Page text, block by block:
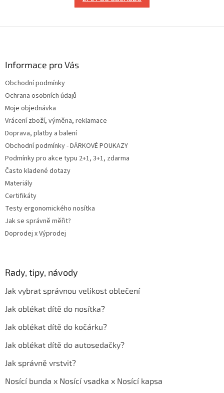
Informace pro Vás
Obchodní podmínky
Ochrana osobních údajů
Moje objednávka
Vrácení zboží, výměna, reklamace
Doprava, platby a balení
Obchodní podmínky - DÁRKOVÉ POUKAZY
Podmínky pro akce typu 2+1, 3+1, zdarma
Často kladené dotazy
Materiály
Certifikáty
Testy ergonomického nosítka
Jak se správně měřit?
Doprodej x Výprodej
Rady, tipy, návody
Jak vybrat správnou velikost oblečení
Jak oblékat dítě do nosítka?
Jak oblékat dítě do kočárku?
Jak oblékat dítě do autosedačky?
Jak správně vrstvit?
Nosící bunda x Nosící vsadka x Nosící kapsa